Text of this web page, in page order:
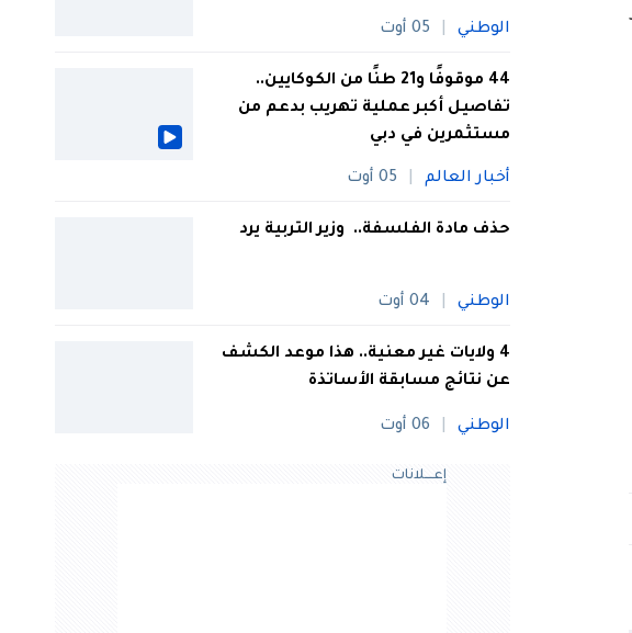
الوطني 05 أوت
44 موقوفًا و21 طنًا من الكوكايين..
تفاصيل أكبر عملية تهريب بدعم من
مستثمرين في دبي
أخبار العالم 05 أوت
حذف مادة الفلسفة.. وزير التربية يرد
الوطني 04 أوت
4 ولايات غير معنية.. هذا موعد الكشف
عن نتائج مسابقة الأساتذة
الوطني 06 أوت
إعــــلانات